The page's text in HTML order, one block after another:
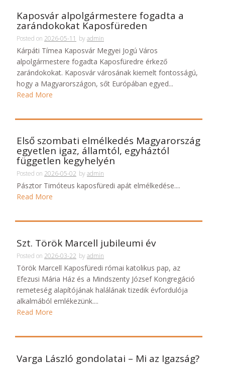
Kaposvár alpolgármestere fogadta a
zarándokokat Kaposfüreden
Posted on 2026-05-11 byadmin
Kárpáti Tímea Kaposvár Megyei Jogú Város
alpolgármestere fogadta Kaposfüredre érkező
zarándokokat. Kaposvár városának kiemelt fontosságú,
hogy a Magyarországon, sőt Európában egyed...
Read More
Első szombati elmélkedés Magyarország
egyetlen igaz, államtól, egyháztól
független kegyhelyén
Posted on 2026-05-02 byadmin
Pásztor Timóteus kaposfüredi apát elmélkedése....
Read More
Szt. Török Marcell jubileumi év
Posted on 2026-03-22 byadmin
Török Marcell Kaposfüredi római katolikus pap, az
Efezusi Mária Ház és a Mindszenty József Kongregáció
remeteség alapítójának halálának tizedik évfordulója
alkalmából emlékezünk....
Read More
Varga László gondolatai – Mi az Igazság?